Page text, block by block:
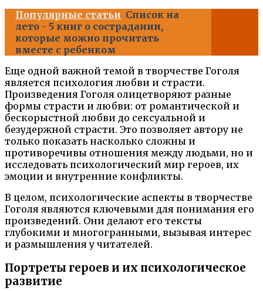
Популярные статьи Список на
лето - 5 книг о сострадании,
которые можно прочитать
вместе с ребенком
Еще одной важной темой в творчестве Гоголя
является психология любви и страсти.
Произведения Гоголя олицетворяют разные
формы страсти и любви: от романтической и
бескорыстной любви до сексуальной и
безудержной страсти. Это позволяет автору не
только показать насколько сложны и
противоречивы отношения между людьми, но и
исследовать психологический мир героев, их
эмоции и внутренние конфликты.
В целом, психологические аспекты в творчестве
Гоголя являются ключевыми для понимания его
произведений. Они делают его тексты
глубокими и многогранными, вызывая интерес
и размышления у читателей.
Портреты героев и их психологическое
развитие